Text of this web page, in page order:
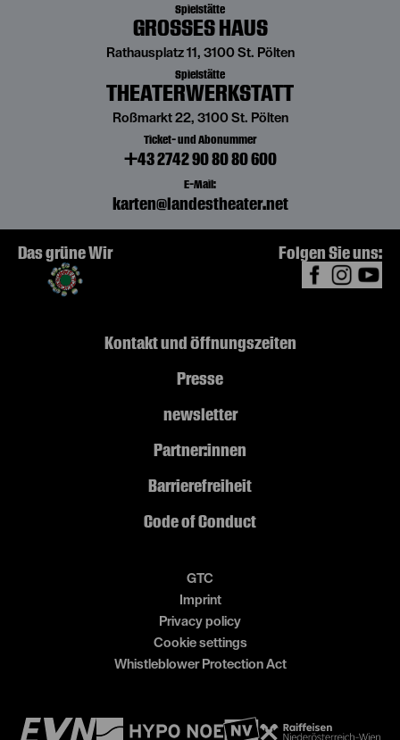
Spielstätte
GROSSES HAUS
Rathausplatz 11, 3100 St. Pölten
Spielstätte
THEATERWERKSTATT
Roßmarkt 22, 3100 St. Pölten
Ticket- und Abonummer
+43 2742 90 80 80 600
E-Mail:
karten@landestheater.net
Das grüne Wir Folgen Sie uns:
Kontakt und Öffnungszeiten
Presse
newsletter
Partner:innen
Barrierefreiheit
Code of Conduct
GTC
Imprint
Privacy policy
Cookie settings
Whistleblower Protection Act